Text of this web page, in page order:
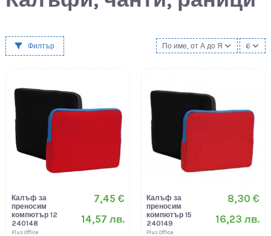
Филтър По име, от А до Я 6
Калъф за
преносим
компютър 12
240148
Plus Office
7,45 €
14,57 лв.
Калъф за
преносим
компютър 15
240149
Plus Office
8,30 €
16,23 лв.